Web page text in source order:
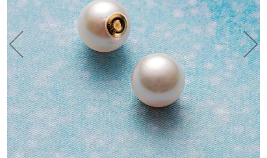
リ
ー
の
最
後
に
移
動
す
る